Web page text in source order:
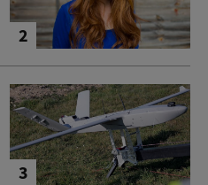
2
3